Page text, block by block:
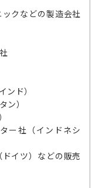
クなどの製造会社
ド）
）
社（インドネシ
イツ）などの販売